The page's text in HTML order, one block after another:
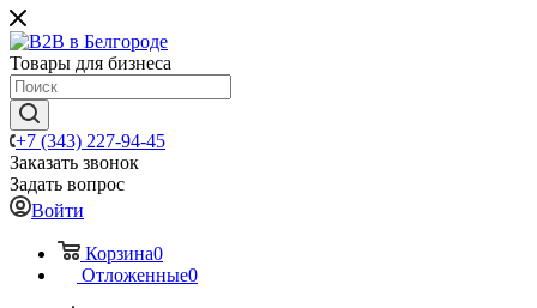
Товары для бизнеса
+7 (343) 227-94-45
Заказать звонок
Задать вопрос
Войти
Корзина0
Отложенные0